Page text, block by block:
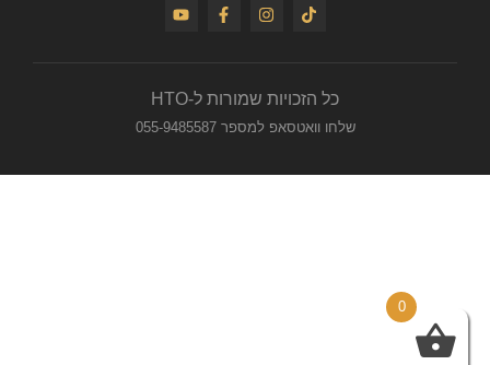
כל הזכויות שמורות ל-HTO
שלחו וואטסאפ למספר 055-9485587
0